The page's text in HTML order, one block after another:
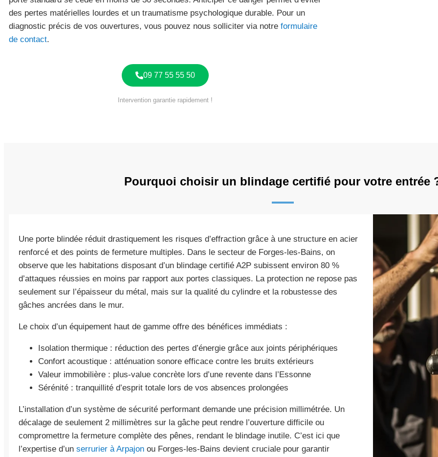
des pertes matérielles lourdes et un traumatisme psychologique durable. Pour un
diagnostic précis de vos ouvertures, vous pouvez nous solliciter via notre formulaire
de contact.
09 77 55 55 50
Intervention garantie rapidement !
Pourquoi choisir un blindage certifié pour votre entrée
Une porte blindée réduit drastiquement les risques d’effraction grâce à une structure en acier
renforcé et des points de fermeture multiples. Dans le secteur de Forges-les-Bains, on
observe que les habitations disposant d’un blindage certifié A2P subissent environ 80 %
d’attaques réussies en moins par rapport aux portes classiques. La protection ne repose pas
seulement sur l’épaisseur du métal, mais sur la qualité du cylindre et la robustesse des
gâches ancrées dans le mur.
Le choix d’un équipement haut de gamme offre des bénéfices immédiats :
Isolation thermique : réduction des pertes d’énergie grâce aux joints périphériques
Confort acoustique : atténuation sonore efficace contre les bruits extérieurs
Valeur immobilière : plus-value concrète lors d’une revente dans l’Essonne
Sérénité : tranquillité d’esprit totale lors de vos absences prolongées
L’installation d’un système de sécurité performant demande une précision millimétrée. Un
décalage de seulement 2 millimètres sur la gâche peut rendre l’ouverture difficile ou
compromettre la fermeture complète des pênes, rendant le blindage inutile. C’est ici que
l’expertise d’un serrurier à Arpajon ou Forges-les-Bains devient cruciale pour garantir